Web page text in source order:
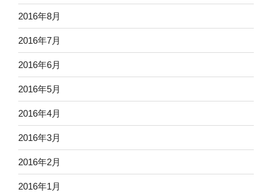
2016年8月
2016年7月
2016年6月
2016年5月
2016年4月
2016年3月
2016年2月
2016年1月